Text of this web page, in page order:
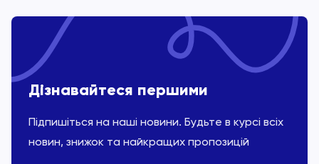
Дізнавайтеся першими
Підпишіться на наші новини. Будьте в курсі всіх
новин, знижок та найкращих пропозицій